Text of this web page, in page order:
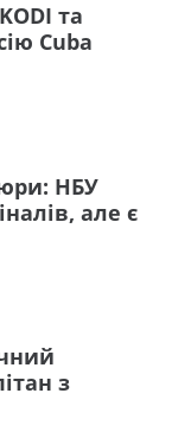
та
Cuba
НБУ
але є
з